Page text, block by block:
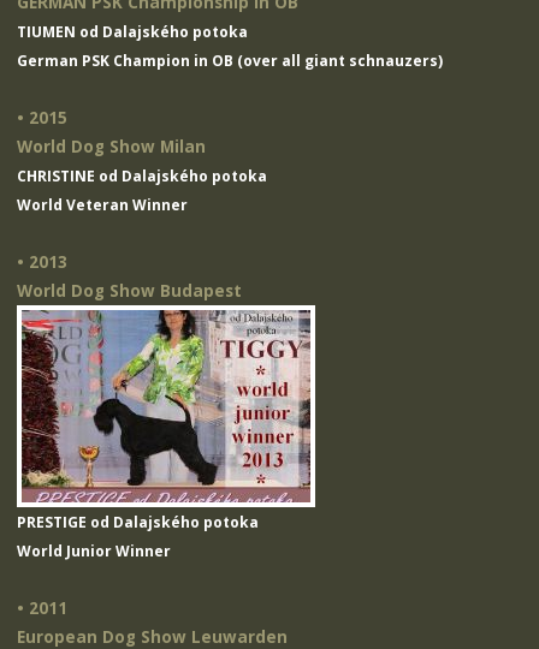
TIUMEN od Dalajského potoka
German PSK Champion in OB (over all giant schnauzers)
• 2015
World Dog Show Milan
CHRISTINE od Dalajského potoka
World Veteran Winner
• 2013
World Dog Show Budapest
PRESTIGE od Dalajského potoka
World Junior Winner
• 2011
European Dog Show Leuwarden